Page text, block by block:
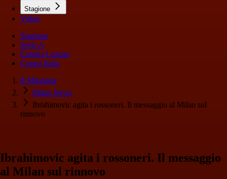
Stagione
Video
Stagione
Serie A
Europa League
Coppa Italia
Il Milanista
Milan News
Ibrahimovic agita i rossoneri. Il messaggio al Milan sul
rinnovo
Ibrahimovic agita i rossoneri. Il messaggio
al Milan sul rinnovo